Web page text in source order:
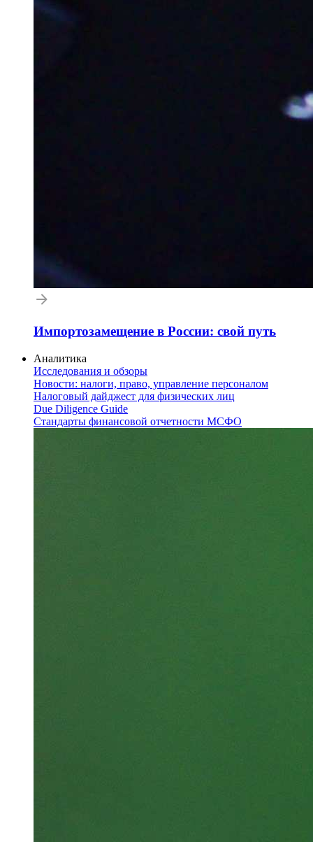
Импортозамещение в России: свой путь
Аналитика
Исследования и обзоры
Новости: налоги, право, управление персоналом
Налоговый дайджест для физических лиц
Due Diligence Guide
Стандарты финансовой отчетности МСФО